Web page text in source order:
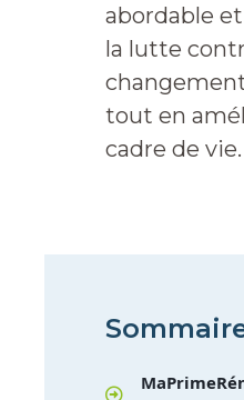
abordable
la lutte
tout en
cadre de vie.